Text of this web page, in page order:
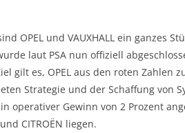
OPEL und VAUXHALL ein ganzes
laut PSA nun offiziell
gilt es, OPEL aus den roten Zahlen
Strategie und der Schaffung von
operativer Gewinn von 2 Prozent
CITROËN liegen.